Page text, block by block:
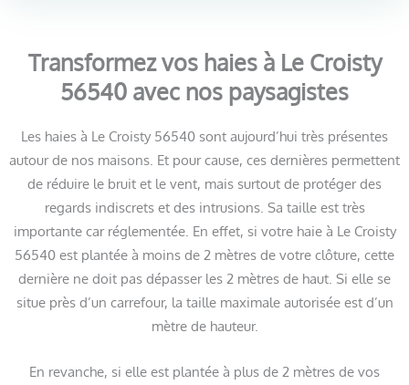
Transformez vos haies à Le Croisty
56540 avec nos paysagistes
Les haies à Le Croisty 56540 sont aujourd’hui très présentes
autour de nos maisons. Et pour cause, ces dernières permettent
de réduire le bruit et le vent, mais surtout de protéger des
regards indiscrets et des intrusions. Sa taille est très
importante car réglementée. En effet, si votre haie à Le Croisty
56540 est plantée à moins de 2 mètres de votre clôture, cette
dernière ne doit pas dépasser les 2 mètres de haut. Si elle se
situe près d’un carrefour, la taille maximale autorisée est d’un
mètre de hauteur.
En revanche, si elle est plantée à plus de 2 mètres de vos